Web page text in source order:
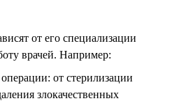
от его специализации
врачей. Например:
от стерилизации
злокачественных